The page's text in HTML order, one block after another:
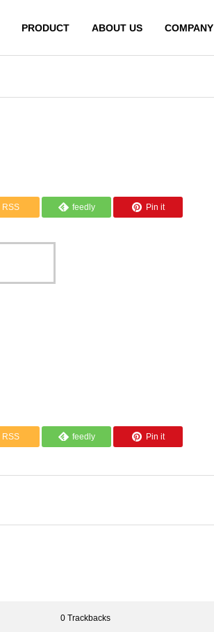
PRODUCT ABOUT US COMPANY
RSS feedly Pin it
RSS feedly Pin it
0 Trackbacks